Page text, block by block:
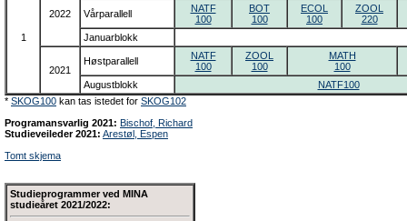
1
2022 Vårparallell
NATF
100
BOT
100
ECOL
100
ZOOL
220
Januarblokk
2021
Høstparallell
NATF
100
ZOOL
100
MATH
100
Augustblokk
NATF100
* SKOG100 kan tas istedet for SKOG102
Programansvarlig 2021: Bischof, Richard
Studieveileder 2021: Arestøl, Espen
Tomt skjema
Studieprogrammer ved MINA
studieåret 2021/2022: